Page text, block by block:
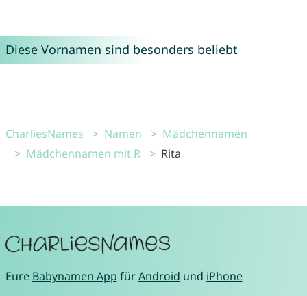
Diese Vornamen sind besonders beliebt
CharliesNames Namen
Mädchennamen
Mädchennamen mit R
Rita
Eure Babynamen App fürAndroid und iPhone